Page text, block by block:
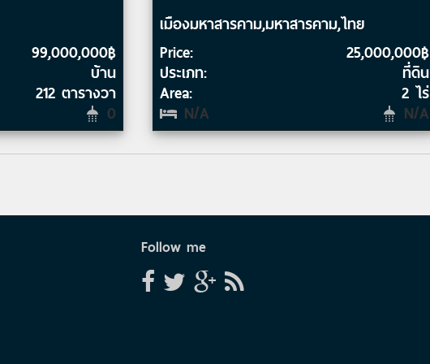
99,000,000฿
บ้าน
212 ตารางวา
0
เมืองมหาสารคาม,มหาสารคาม,ไทย
Price:
25,000,000฿
ประเภท:
ที่ดิน
Area:
2 ไร่
N/A
N/A
Follow me